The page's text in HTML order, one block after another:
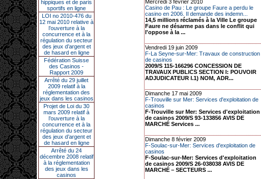
hippiques et de paris
sportifs en ligne
LOI no 2010-476 du
12 mai 2010 relative à
l’ouverture à la
concurrence et à la
régulation du secteur
des jeux d’argent et
de hasard en ligne
Fédération Suisse
des Casinos -
Rapport 2009
Arrêté du 29 juillet
2009 relatif à la
réglementation des
jeux dans les casinos
Projet de Loi du 30
mars 2009 relatif à
l’ouverture à la
concurrence et à la
régulation du secteur
des jeux d’argent et
de hasard en ligne
Arrêté du 24
décembre 2008 relatif
à la réglementation
des jeux dans les
casinos
Mercredi 3 février 2010
Casino de Pau : Le groupe Faure a perdu le
casino en 2006. Il demande des indemn...
14,5 millions réclamés à la Ville Le groupe
Faure ne désarme pas dans le conflit qui
l'oppose à la ...
Vendredi 19 juin 2009
F-La Seyne-sur-Mer: Travaux de construction
de casinos
2009/S 115-166296 CONCESSION DE
TRAVAUX PUBLICS SECTION I: POUVOIR
ADJUDICATEUR I.1) NOM, ADR...
Dimanche 17 mai 2009
F-Trouville sur Mer: Services d'exploitation de
casinos
F-Trouville sur Mer: Services d'exploitation
de casinos 2009/S 93-133856 AVIS DE
MARCHÉ Services ...
Dimanche 8 février 2009
F-Soulac-sur-Mer: Services d'exploitation de
casinos
F-Soulac-sur-Mer: Services d'exploitation
de casinos 2009/S 26-038038 AVIS DE
MARCHÉ – SECTEURS ...